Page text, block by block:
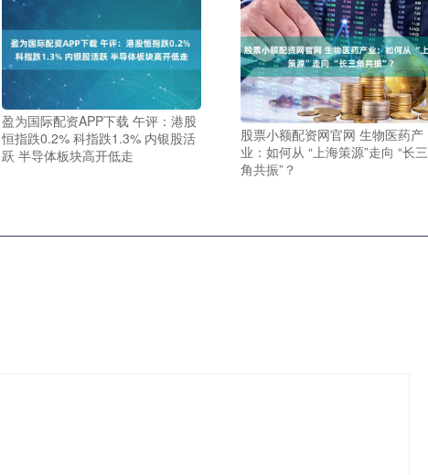
盈为国际配资APP下载 午评：港股
恒指跌0.2% 科指跌1.3% 内银股活
跃 半导体板块高开低走
股票小额配资网官网 生物医药产
业：如何从 “上海策源”走向 “长三
角共振”？